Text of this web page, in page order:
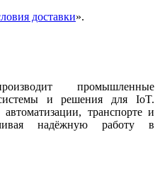
доставки».
промышленные
и решения для IoT.
транспорте и
надёжную работу в